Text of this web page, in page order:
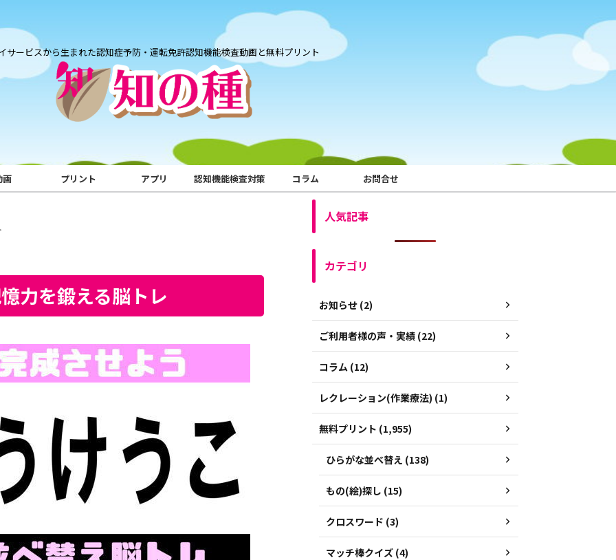
サービスから生まれた認知症予防・運転免許認知機能検査動画と無料プリント
画 プリント アプリ 認知機能検査対策 コラム お問合せ
力を鍛える脳トレ
人気記事
カテゴリ
お知らせ (2)
ご利用者様の声・実績 (22)
コラム (12)
レクレーション(作業療法) (1)
無料プリント (1,955)
ひらがな並べ替え (138)
もの(絵)探し (15)
クロスワード (3)
マッチ棒クイズ (4)